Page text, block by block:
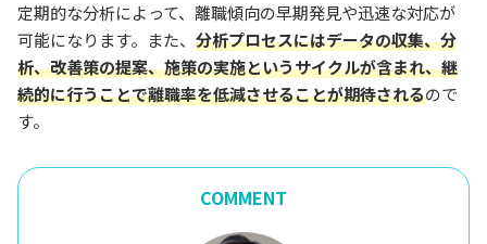
定期的な分析によって、離職傾向の早期発見や迅速な対応が
可能になります。また、 分析プロセスにはデータの収集、分
析、改善策の提案、施策の実施というサイクルが含まれ、継
続的に行うことで離職率を低減させることが期待されるので
す。
COMMENT